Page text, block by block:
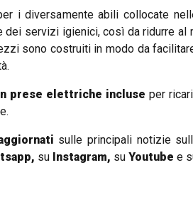
i diversamente abili collocate
servizi igienici, così da ridurre al
sono costruiti in modo da
prese elettriche incluse per
sulle principali notizie
su Instagram, su Youtube e